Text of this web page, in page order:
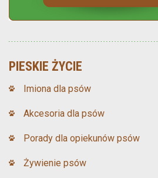
PIESKIE ŻYCIE
Imiona dla psów
Akcesoria dla psów
Porady dla opiekunów psów
Żywienie psów